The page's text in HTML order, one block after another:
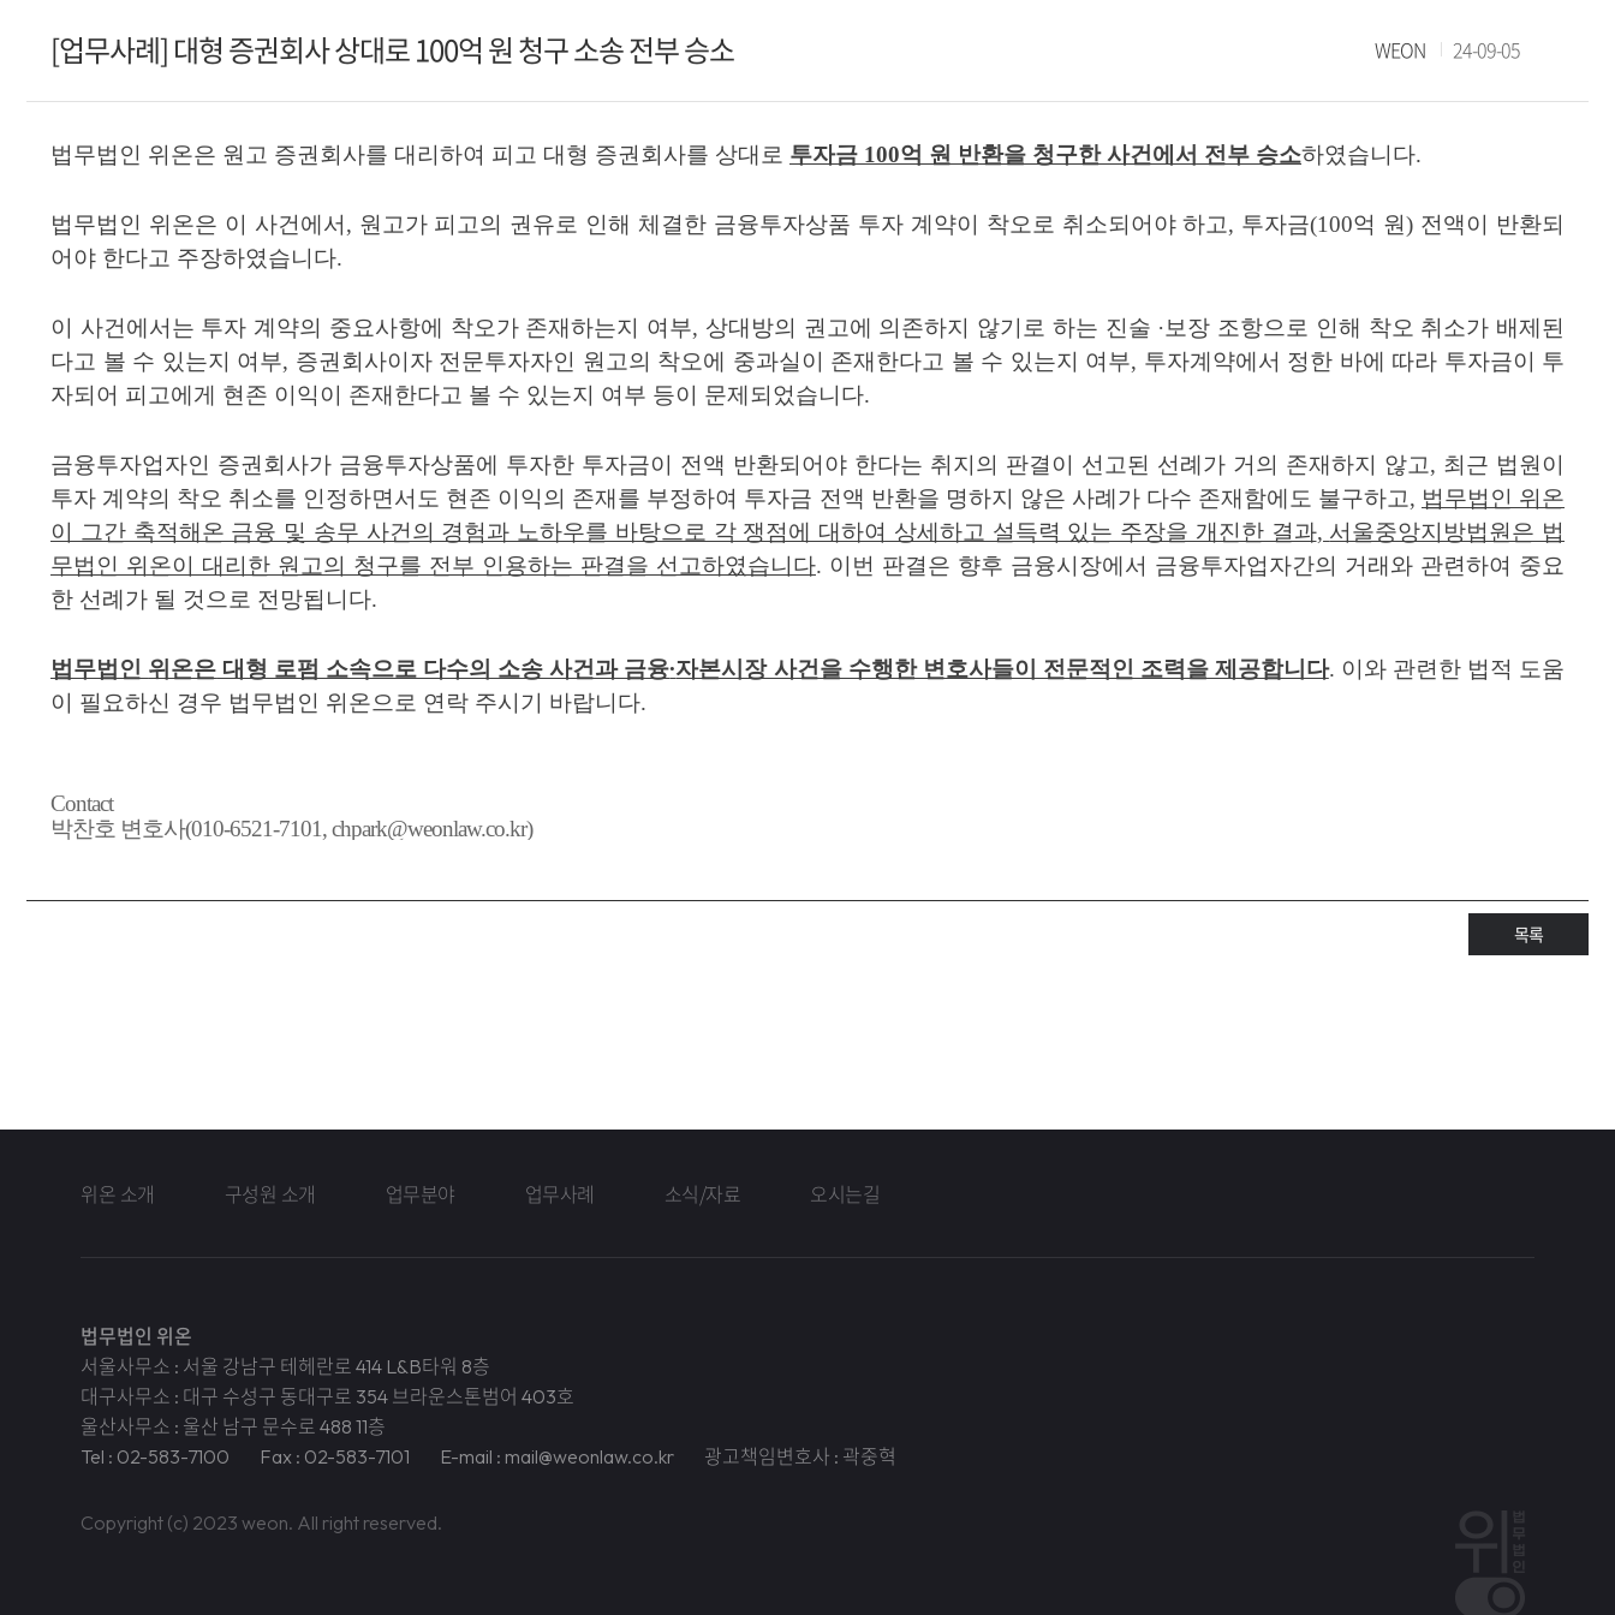
[업무사례] 대형 증권회사 상대로 100억 원 청구 소송 전부 승소 WEON 24-09-05
법무법인 위온은 원고 증권회사를 대리하여 피고 대형 증권회사를 상대로 투자금 100억 원 반환을 청구한 사건에서 전부 승소하였습니다.
법무법인 위온은 이 사건에서 , 원고가 피고의 권유로 인해 체결한 금융투자상품 투자 계약이 착오로 취소되어야 하고, 투자금(100억 원) 전액이 반환되
어야 한다고 주장하였습니다.
이 사건에서는 투자 계약의 중요사항에 착오가 존재하는지 여부, 상대방의 권고에 의존하지 않기로 하는 진술 ·보장 조항으로 인해 착오 취소가 배제된
다고 볼 수 있는지 여부, 증권회사이자 전문투자자인 원고의 착오에 중과실이 존재한다고 볼 수 있는지 여부, 투자계약에서 정한 바에 따라 투자금이 투
자되어 피고에게 현존 이익이 존재한다고 볼 수 있는지 여부 등이 문제되었습니다.
금융투자업자인 증권회사가 금융투자상품에 투자한 투자금이 전액 반환되어야 한다는 취지의 판결이 선고된 선례가 거의 존재하지 않고, 최근 법원이
투자 계약의 착오 취소를 인정하면서도 현존 이익의 존재를 부정하여 투자금 전액 반환을 명하지 않은 사례가 다수 존재함에도 불구하고, 법무법인 위온
이 그간 축적해온 금융 및 송무 사건의 경험과 노하우를 바탕으로 각 쟁점에 대하여 상세하고 설득력 있는 주장을 개진한 결과, 서울중앙지방법원은 법
무법인 위온이 대리한 원고의 청구를 전부 인용하는 판결을 선고하였습니다. 이번 판결은 향후 금융시장에서 금융투자업자간의 거래와 관련하여 중요
한 선례가 될 것으로 전망됩니다.
법무법인 위온은 대형 로펌 소속으로 다수의 소송 사건과 금융∙자본시장 사건을 수행한 변호사들이 전문적인 조력을 제공합니다. 이와 관련한 법적 도움
이 필요하신 경우 법무법인 위온으로 연락 주시기 바랍니다.
Contact
박찬호 변호사(010-6521-7101, chpark@weonlaw.co.kr)
목록
위온 소개 구성원 소개 업무분야 업무사례 소식/자료 오시는길
법무법인 위온
서울사무소 : 서울 강남구 테헤란로 414 L&B타워 8층
대구사무소 : 대구 수성구 동대구로 354 브라운스톤범어 403호
울산사무소 : 울산 남구 문수로 488 11층
Tel : 02-583-7100
Fax : 02-583-7101 E-mail : mail@weonlaw.co.kr 광고책임변호사 : 곽중혁
Copyright (c) 2023 weon. All right reserved.